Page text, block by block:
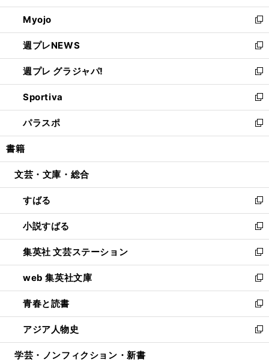
開
く
ウ
で
開
く
ン
ド
ウ
で
開
く
ウ
ィ
ン
ド
ウ
で
開
く
Myojo
新
し
い
ウ
ィ
ン
ド
ウ
で
開
週プレNEWS
新
し
い
ウ
ィ
ン
ド
ウ
開
週プレ グラジャパ!
新
し
い
ウ
ィ
ン
ウ
開
く
Sportiva
新
し
い
ウ
ン
ウ
で
開
く
パラスポ
新
し
ウ
ン
ド
ウ
で
開
く
書籍
文芸・文庫・総合
すばる
新
し
い
ウ
ィ
ン
ド
ウ
で
開
く
小説すばる
新
し
い
ウ
ィ
ン
ド
ウ
で
開
集英社 文芸ステーション
新
し
い
ウ
ィ
ン
ド
ウ
web 集英社文庫
新
し
い
ウ
ィ
ン
青春と読書
新
し
い
ウ
アジア人物史
新
し
学芸・ノンフィクション・新書